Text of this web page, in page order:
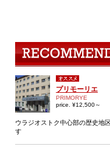
プリモーリエ
PRIMORYE
price. ¥12,500～
ウラジオストク中心部の歴史地
す